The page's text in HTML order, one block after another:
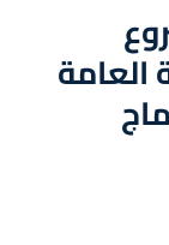
العامة